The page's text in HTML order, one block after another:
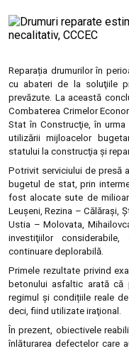
Reparația drumurilor în
cu abateri de la soluţiile
prevăzute. La această
Combaterea Crimelor
Stat în Construcţie, în
utilizării mijloacelor
statului la construcţia şi
Potrivit serviciului de presă
bugetul de stat, prin
fost alocate sute de
Leuşeni, Rezina – Călăraşi,
Ustia – Molovata,
investiţiilor
continuare deplorabilă.
Primele rezultate privind
betonului asfaltic arată că
regimul și condițiile reale
deci, fiind utilizate iraţional.
În prezent, obiectivele
înlăturarea defectelor care